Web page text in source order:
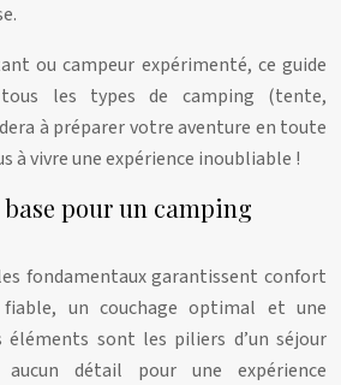
ou campeur expérimenté, ce guide
les types de camping (tente,
à préparer votre aventure en toute
à vivre une expérience inoubliable !
base pour un camping
fondamentaux garantissent confort
un couchage optimal et une
sont les piliers d’un séjour
détail pour une expérience